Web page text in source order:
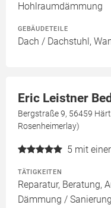
Hohlraumdämmung
GEBÄUDETEILE
Dach / Dachstuhl,
Eric Leistner
Bergstraße 9, 56459
Rosenheimerlay)
5 mit
TÄTIGKEITEN
Reparatur, Beratung,
Dämmung /